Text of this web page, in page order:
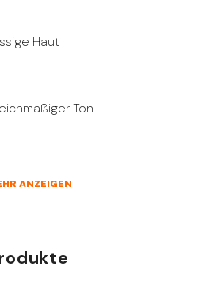
Haut
Ton
Nägel
ANZEIGEN